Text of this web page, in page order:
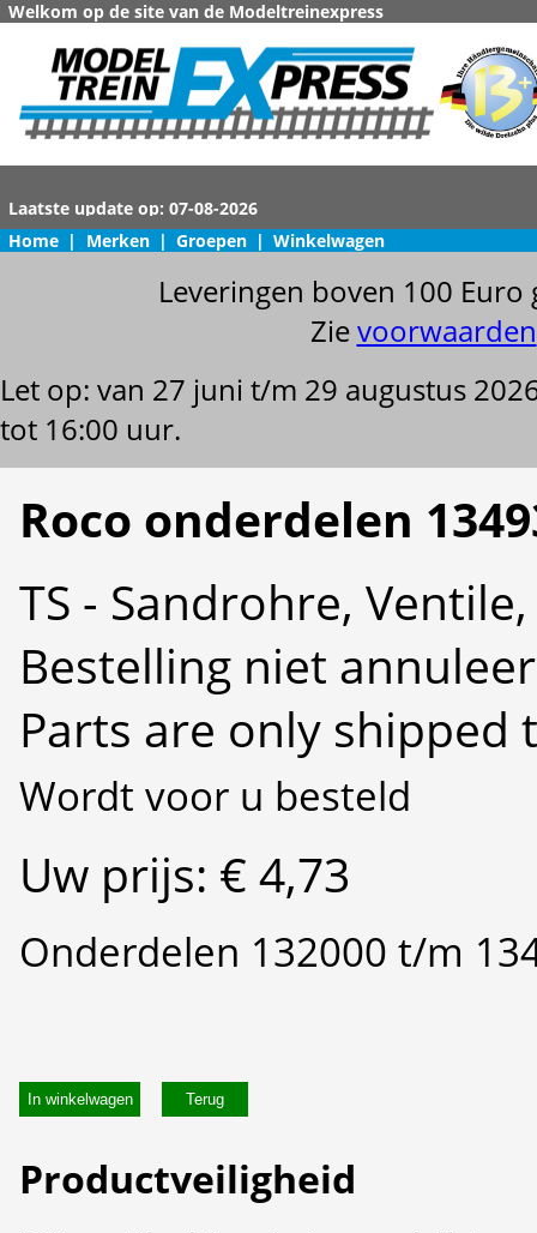
Welkom op de site van de Modeltreinexpress
Home | Merken | Groepen | Winkelwagen
Leveringen boven 100
Zievoorwaarden
Let op: van 27 juni t/m 29 augustus
tot 16:00 uur.
Roco onderdelen
TS - Sandrohre,
Bestelling niet
Parts are only shipped
Wordt voor u besteld
Uw prijs: € 4,73
Onderdelen 132000 t/m
In winkelwagen
Productveiligheid